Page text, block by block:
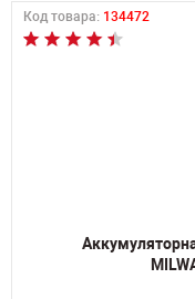
Код товара: 134472